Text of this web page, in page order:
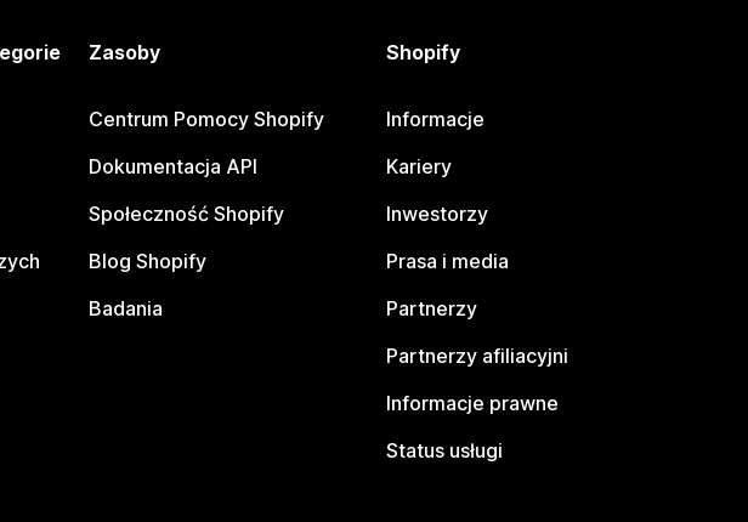
Zasoby
Centrum Pomocy Shopify
Dokumentacja API
Społeczność Shopify
Blog Shopify
Badania
Shopify
Informacje
Kariery
Inwestorzy
Prasa i media
Partnerzy
Partnerzy afiliacyjni
Informacje prawne
Status usługi